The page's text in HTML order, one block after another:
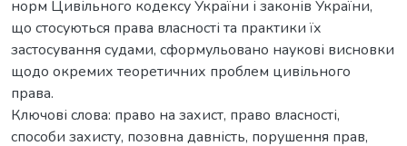
норм Цивільного кодексу України і законів України,
що стосуються права власності та практики їх
застосування судами, сформульовано наукові висновки
щодо окремих теоретичних проблем цивільного
права.
Ключові слова: право на захист, право власності,
способи захисту, позовна давність, порушення прав,